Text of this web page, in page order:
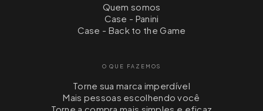
Quem somos
Case - Panini
Case - Back to the Game
O QUE FAZEMOS
Torne sua marca imperdível
Mais pessoas escolhendo você
Torne a compra mais simples e eficaz